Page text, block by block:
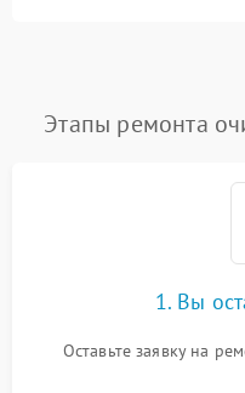
Этапы ремонта
1. Вы
Оставьте заявку на